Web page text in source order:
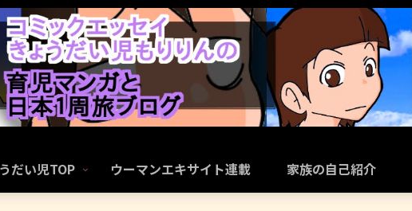
だい児TOP ウーマンエキサイト連載 家族の自己紹介